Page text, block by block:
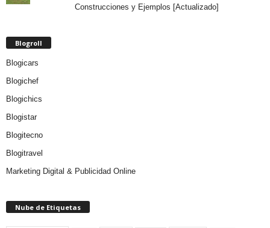
Construcciones y Ejemplos [Actualizado]
Blogroll
Blogicars
Blogichef
Blogichics
Blogistar
Blogitecno
Blogitravel
Marketing Digital & Publicidad Online
Nube de Etiquetas